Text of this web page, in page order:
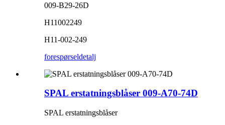
009-B29-26D
H11002249
H11-002-249
forespørseldetalj
SPAL erstatningsblåser 009-A70-74D
SPAL erstatningsblåser